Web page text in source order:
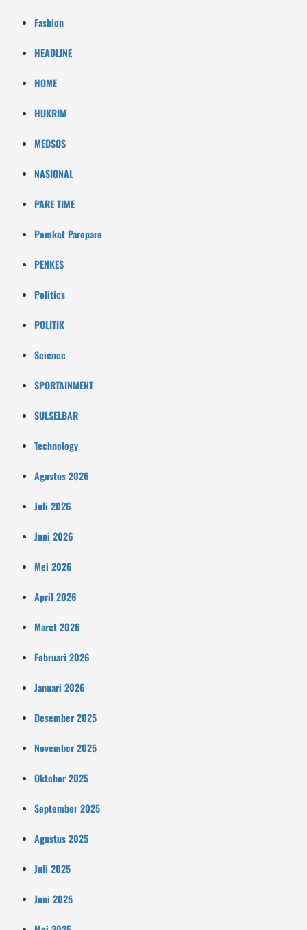
Fashion
HEADLINE
HOME
HUKRIM
MEDSOS
NASIONAL
PARE TIME
Pemkot Parepare
PENKES
Politics
POLITIK
Science
SPORTAINMENT
SULSELBAR
Technology
Agustus 2026
Juli 2026
Juni 2026
Mei 2026
April 2026
Maret 2026
Februari 2026
Januari 2026
Desember 2025
November 2025
Oktober 2025
September 2025
Agustus 2025
Juli 2025
Juni 2025